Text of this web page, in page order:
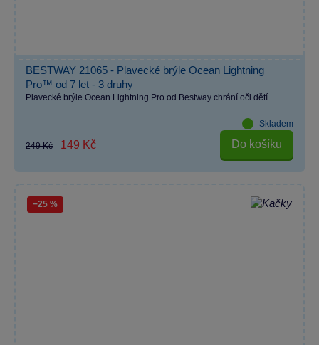
BESTWAY 21065 - Plavecké brýle Ocean Lightning
Pro™ od 7 let - 3 druhy
Plavecké brýle Ocean Lightning Pro od Bestway chrání oči dětí...
Skladem
249 Kč 149 Kč Do košíku
−25 %